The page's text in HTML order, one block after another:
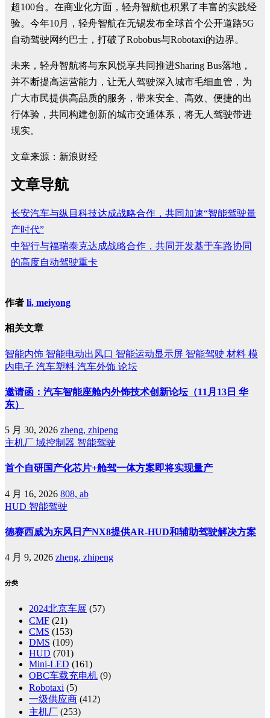
超100台。在商业化方面，轻舟智航也积累了丰富的实践经
验。今年10月，轻舟智航在无锡发布全球首个公开道路5G
自动驾驶网约巴士，打破了Robobus与Robotaxi的边界。
未来，轻舟智航将与东风悦享共同推进Sharing Bus落地，
并不断提高运营能力，让无人驾驶深入城市毛细血管，为
广大市民提供高品质的服务，带来安全、高效、便捷的出
行体验，共同构建创新的城市交通体系，将无人驾驶带进
现实。
文章来源：新浪财经
文章导航
长安汽车与纵目科技达成战略合作，共同加速“智能驾驶量
产时代”
中智行与福瑞泰克达成战略合作，共同开发基于车路协同
的高度自动驾驶重卡
作者 li, meiyong
相关文章
智能内饰 智能电动出风口 智能运动显示屏 智能驾驶 材料 模
内电子 汽车塑料 汽车外饰 论坛
邀请函：汽车智能座舱内外饰技术创新论坛（11月13日 华
东）
5 月 30, 2026 zheng, zhipeng
主机厂 域控制器 智能驾驶
首个自研国产化芯片+舱驾一体方案即将实现量产
4 月 16, 2026 808, ab
HUD 智能驾驶
德赛西威为东风日产NX8提供AR-HUD和辅助驾驶解决方案
4 月 9, 2026 zheng, zhipeng
分类
2024北京车展 (57)
CMF (21)
CMS (153)
DMS (109)
HUD (701)
Mini-LED (161)
OBC车载充电机 (9)
Robotaxi (5)
一级供应商 (412)
主机厂 (253)